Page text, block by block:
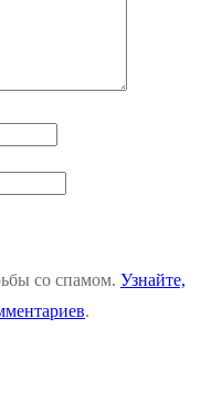
со спамом. Узнайте,
.